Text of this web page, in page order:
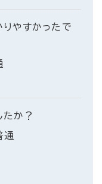
やすかったで
たか？
通